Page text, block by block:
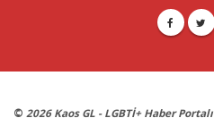
© 2026 Kaos GL - LGBTİ+ Haber Portalı